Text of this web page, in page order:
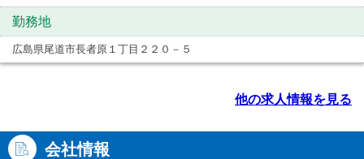
勤務地
広島県尾道市長者原１丁目２２０－５
他の求人情報を見る
会社情報